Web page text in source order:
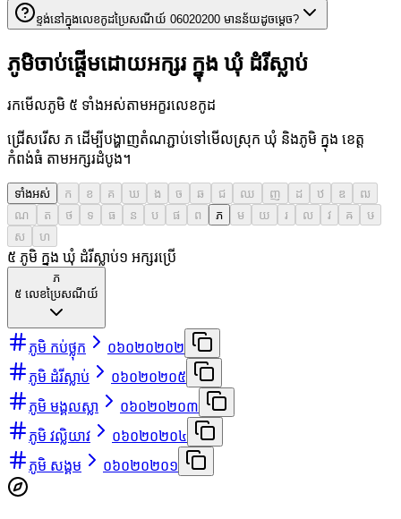
ខ្ទង់នៅក្នុងលេខកូដប្រៃសណីយ៍ 06020200 មានន័យដូចម្តេច?
ភូមិចាប់ផ្តើមដោយអក្សរ ក្នុង ឃុំ ដំរីស្លាប់
រកមើលភូមិ ៥ ទាំងអស់តាមអក្ខរលេខកូដ
ជ្រើសរើស ភ ដើម្បីបង្ហាញតំណភ្ជាប់ទៅមើលស្រុក ឃុំ និងភូមិ ក្នុង ខេត្ត
កំពង់ធំ តាមអក្សរដំបូង។
ទាំងអស់ ក ខ គ ឃ ង ច ឆ ជ ឈ ញ ដ ឋ ឌ
ឍ
ណ
ត ថ ទ ធ ន ប ផ ព ភ ម យ រ ល វ ឝ
ឞ
ស
ហ
៥ ភូមិ ក្នុង ឃុំ ដំរីស្លាប់១ អក្សរប្រើ
ភ
៥ លេខប្រៃសណីយ៍
ភូមិ កប់ថ្លុក
០៦០២០២០២
ភូមិ ដំរីស្លាប់
០៦០២០២០៥
ភូមិ មង្គលស្លា
០៦០២០២០៣
ភូមិ វល្លិយាវ
០៦០២០២០៤
ភូមិ សង្គម
០៦០២០២០១